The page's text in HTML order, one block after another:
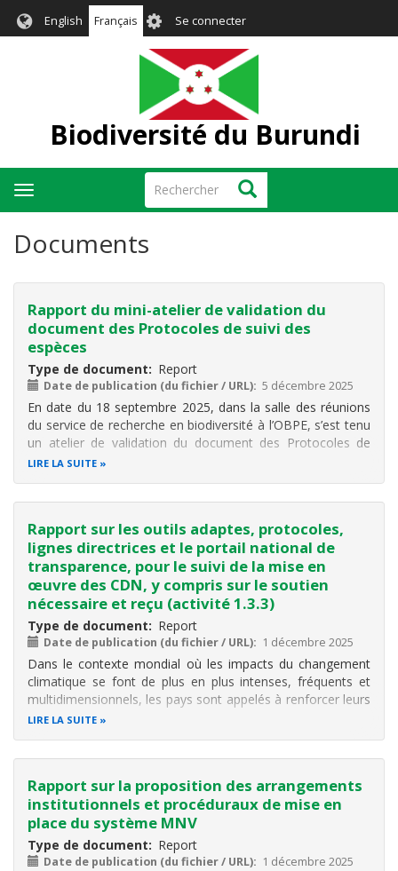
English Français User
account
menu
Se connecter
Biodiversité du Burundi
Rechercher Rechercher
Toggle
navigation
Documents
Rapport du mini-atelier de validation du
document des Protocoles de suivi des
espèces
Type de document Report
Date de publication (du fichier / URL) 5 décembre 2025
En date du 18 septembre 2025, dans la salle des réunions
du service de recherche en biodiversité à l’OBPE, s’est tenu
un atelier de validation du document des Protocoles de
suivi des espèces dans le cadre du Programme de
LIRE LA SUITE
Rapport sur les outils adaptes, protocoles,
lignes directrices et le portail national de
transparence, pour le suivi de la mise en
œuvre des CDN, y compris sur le soutien
nécessaire et reçu (activité 1.3.3)
Type de document Report
Date de publication (du fichier / URL) 1 décembre 2025
Dans le contexte mondial où les impacts du changement
climatique se font de plus en plus intenses, fréquents et
multidimensionnels, les pays sont appelés à renforcer leurs
engagements pour limiter le réchauffement global et
Le présent
LIRE LA SUITE
Rapport sur la proposition des arrangements
institutionnels et procéduraux de mise en
place du système MNV
Type de document Report
Date de publication (du fichier / URL) 1 décembre 2025